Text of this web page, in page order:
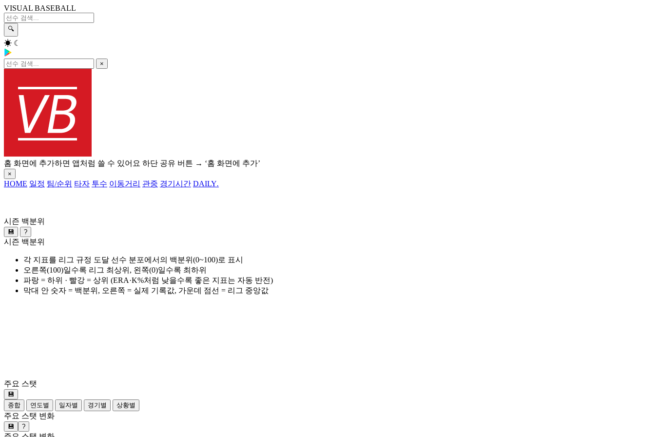
VISUAL BASEBALL
🔍
☀ ☾
×
홈 화면에 추가하면 앱처럼 쓸 수 있어요 하단 공유 버튼 → ‘홈 화면에 추가’
×
HOME 일정 팀/순위 타자 투수 이동거리 관중 경기시간 DAILY.
시즌 백분위
💾 ?
시즌 백분위
각 지표를 리그 규정 도달 선수 분포에서의 백분위(0~100)로 표시
오른쪽(100)일수록 리그 최상위, 왼쪽(0)일수록 최하위
파랑 = 하위 · 빨강 = 상위 (ERA·K%처럼 낮을수록 좋은 지표는 자동 반전)
막대 안 숫자 = 백분위, 오른쪽 = 실제 기록값, 가운데 점선 = 리그 중앙값
주요 스탯
💾
종합
연도별 일자별 경기별 상황별
주요 스탯 변화
💾 ?